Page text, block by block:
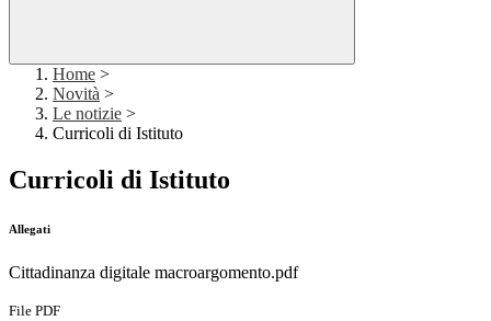
Home >
Novità >
Le notizie >
Curricoli di Istituto
Curricoli di Istituto
Allegati
Cittadinanza digitale macroargomento.pdf
File PDF